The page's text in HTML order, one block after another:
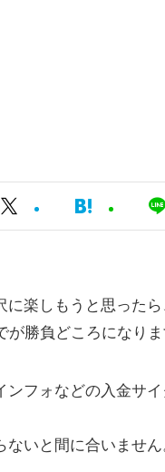
に楽しもうと思ったら
が勝負どころになりま
ンフォなどの入金サ
ないと間に合いません